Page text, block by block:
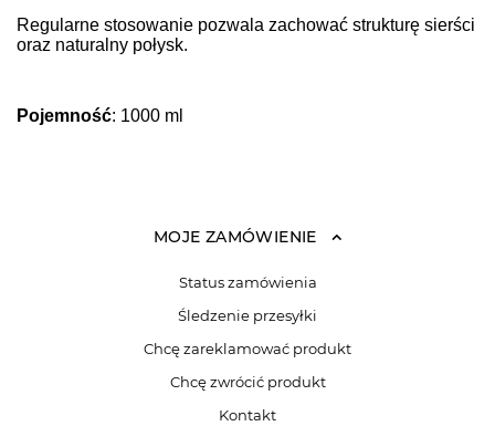
Regularne stosowanie pozwala zachować strukturę sierści
oraz naturalny połysk.
Pojemność: 1000 ml
MOJE ZAMÓWIENIE
Status zamówienia
Śledzenie przesyłki
Chcę zareklamować produkt
Chcę zwrócić produkt
Kontakt